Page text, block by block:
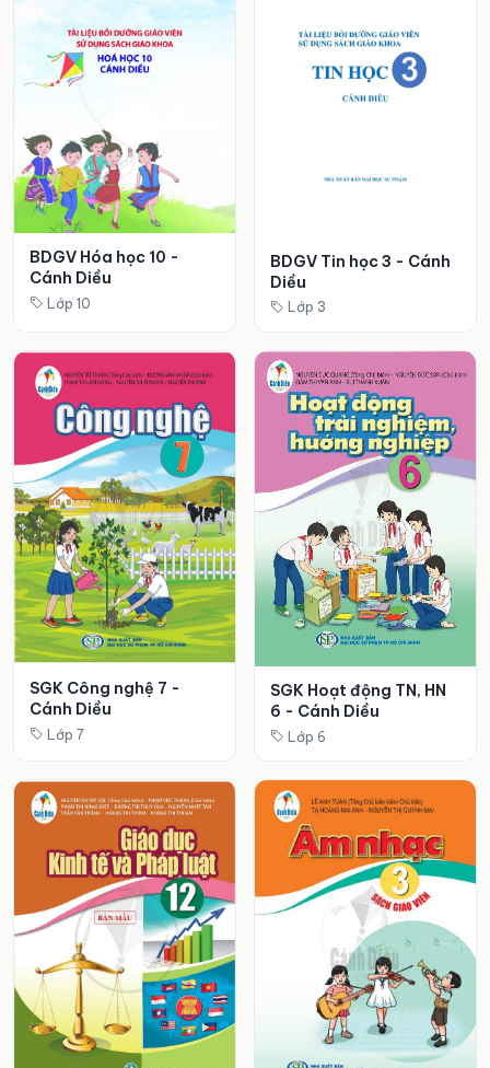
BDGV Hóa học 10 -
Cánh Diều
Lớp 10
BDGV Tin học 3 - Cánh
Diều
Lớp 3
SGK Công nghệ 7 -
Cánh Diều
Lớp 7
SGK Hoạt động TN, HN
6 - Cánh Diều
Lớp 6